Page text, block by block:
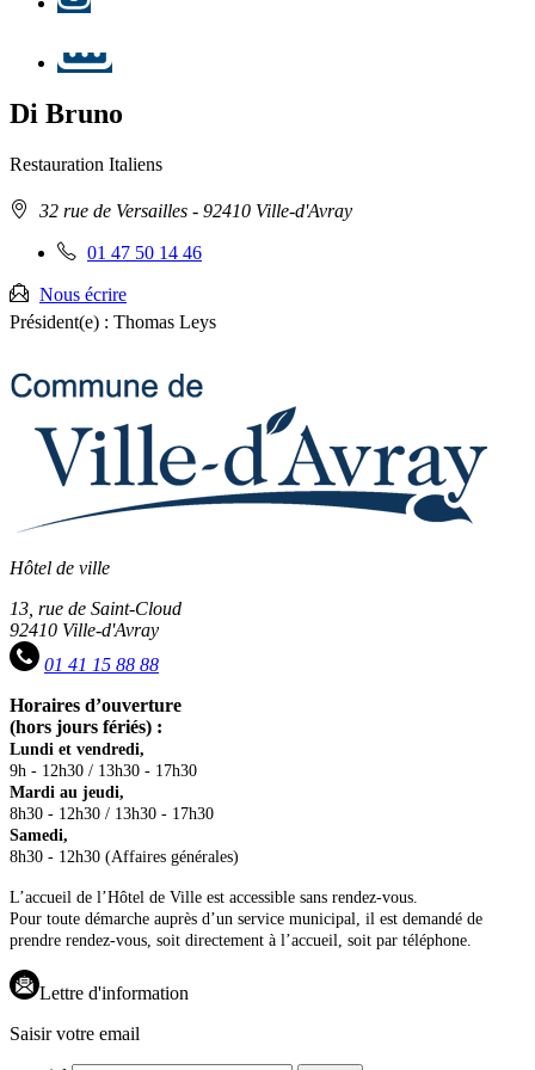
Di Bruno
Restauration Italiens
Adresse32 rue de Versailles - 92410 Ville-d'Avray
Téléphone
:
01 47 50 14 46
Nous écrire
Président(e) : Thomas Leys
Hôtel de ville
13, rue de Saint-Cloud
92410 Ville-d'Avray
01 41 15 88 88
Horaires d’ouverture
(hors jours fériés) :
Lundi et vendredi,
9h - 12h30 / 13h30 - 17h30
Mardi au jeudi,
8h30 - 12h30 / 13h30 - 17h30
Samedi,
8h30 - 12h30 (Affaires générales)
L’accueil de l’Hôtel de Ville est accessible sans rendez-vous.
Pour toute démarche auprès d’un service municipal, il est demandé de
prendre rendez-vous, soit directement à l’accueil, soit par téléphone.
Lettre d'information
Saisir votre email